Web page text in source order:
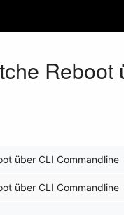
Reboot
über CLI Commandline
über CLI Commandline